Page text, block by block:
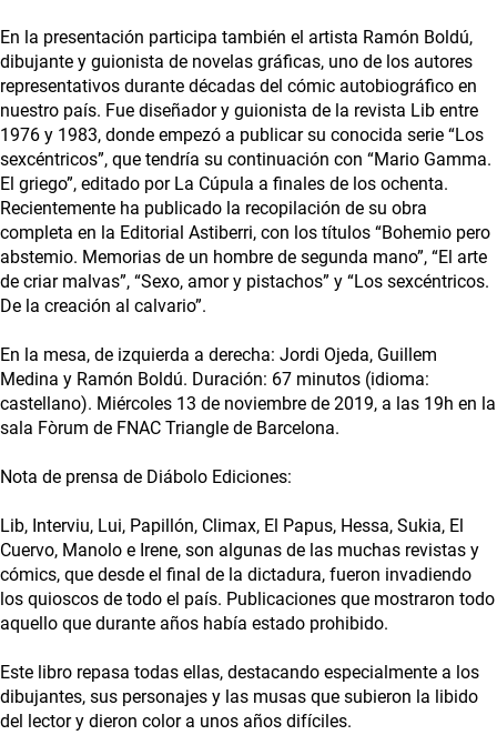
En la presentación participa también el artista Ramón Boldú,
dibujante y guionista de novelas gráficas, uno de los autores
representativos durante décadas del cómic autobiográfico en
nuestro país. Fue diseñador y guionista de la revista Lib entre
1976 y 1983, donde empezó a publicar su conocida serie “Los
sexcéntricos”, que tendría su continuación con “Mario Gamma.
El griego”, editado por La Cúpula a finales de los ochenta.
Recientemente ha publicado la recopilación de su obra
completa en la Editorial Astiberri, con los títulos “Bohemio pero
abstemio. Memorias de un hombre de segunda mano”, “El arte
de criar malvas”, “Sexo, amor y pistachos” y “Los sexcéntricos.
De la creación al calvario”.
En la mesa, de izquierda a derecha: Jordi Ojeda, Guillem
Medina y Ramón Boldú. Duración: 67 minutos (idioma:
castellano). Miércoles 13 de noviembre de 2019, a las 19h en la
sala Fòrum de FNAC Triangle de Barcelona.
Nota de prensa de Diábolo Ediciones:
Lib, Interviu, Lui, Papillón, Climax, El Papus, Hessa, Sukia, El
Cuervo, Manolo e Irene, son algunas de las muchas revistas y
cómics, que desde el final de la dictadura, fueron invadiendo
los quioscos de todo el país. Publicaciones que mostraron todo
aquello que durante años había estado prohibido.
Este libro repasa todas ellas, destacando especialmente a los
dibujantes, sus personajes y las musas que subieron la libido
del lector y dieron color a unos años difíciles.